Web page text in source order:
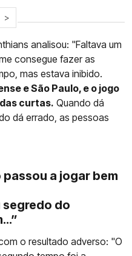
>
analisou: "Faltava um
consegue fazer as
mas estava inibido.
e São Paulo, e o jogo
curtas. Quando dá
dá errado, as pessoas
a jogar bem
segredo do
o resultado adverso: "O